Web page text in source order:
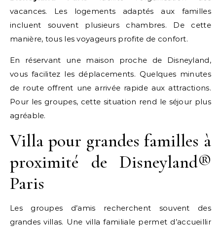
vacances. Les logements adaptés aux familles
incluent souvent plusieurs chambres. De cette
manière, tous les voyageurs profite de confort.
En réservant une maison proche de Disneyland,
vous facilitez les déplacements. Quelques minutes
de route offrent une arrivée rapide aux attractions.
Pour les groupes, cette situation rend le séjour plus
agréable.
Villa pour grandes familles à
proximité de Disneyland®
Paris
Les groupes d’amis recherchent souvent des
grandes villas. Une villa familiale permet d’accueillir